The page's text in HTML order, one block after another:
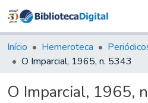
&
Tudo na
Digital
Início Hemeroteca
O Imparcial, 1965, n. 5343
O Imparcial, 1965,